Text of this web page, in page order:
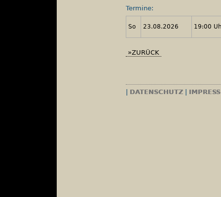
Termine:
So 23.08.2026 19:00
ZURÜCK
DATENSCHUTZ